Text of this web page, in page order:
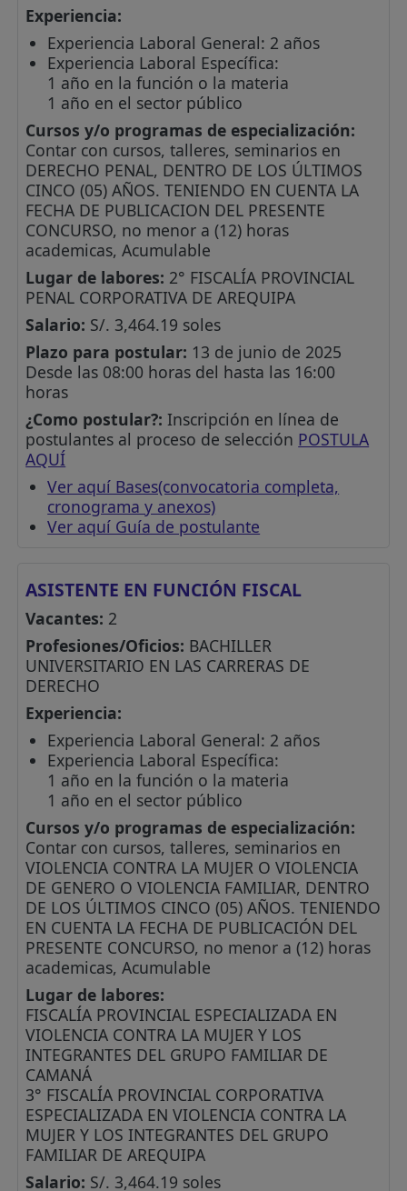
Experiencia:
Experiencia Laboral General: 2 años
Experiencia Laboral Específica:
1 año en la función o la materia
1 año en el sector público
Cursos y/o programas de especialización:
Contar con cursos, talleres, seminarios en
DERECHO PENAL, DENTRO DE LOS ÚLTIMOS
CINCO (05) AÑOS. TENIENDO EN CUENTA LA
FECHA DE PUBLICACION DEL PRESENTE
CONCURSO, no menor a (12) horas
academicas, Acumulable
Lugar de labores: 2° FISCALÍA PROVINCIAL
PENAL CORPORATIVA DE AREQUIPA
Salario: S/. 3,464.19 soles
Plazo para postular: 13 de junio de 2025
Desde las 08:00 horas del hasta las 16:00
horas
¿Como postular?: Inscripción en línea de
postulantes al proceso de selección POSTULA
AQUÍ
Ver aquí Bases(convocatoria completa,
cronograma y anexos)
Ver aquí Guía de postulante
ASISTENTE EN FUNCIÓN FISCAL
Vacantes: 2
Profesiones/Oficios: BACHILLER
UNIVERSITARIO EN LAS CARRERAS DE
DERECHO
Experiencia:
Experiencia Laboral General: 2 años
Experiencia Laboral Específica:
1 año en la función o la materia
1 año en el sector público
Cursos y/o programas de especialización:
Contar con cursos, talleres, seminarios en
VIOLENCIA CONTRA LA MUJER O VIOLENCIA
DE GENERO O VIOLENCIA FAMILIAR, DENTRO
DE LOS ÚLTIMOS CINCO (05) AÑOS. TENIENDO
EN CUENTA LA FECHA DE PUBLICACIÓN DEL
PRESENTE CONCURSO, no menor a (12) horas
academicas, Acumulable
Lugar de labores:
FISCALÍA PROVINCIAL ESPECIALIZADA EN
VIOLENCIA CONTRA LA MUJER Y LOS
INTEGRANTES DEL GRUPO FAMILIAR DE
CAMANÁ
3° FISCALÍA PROVINCIAL CORPORATIVA
ESPECIALIZADA EN VIOLENCIA CONTRA LA
MUJER Y LOS INTEGRANTES DEL GRUPO
FAMILIAR DE AREQUIPA
Salario: S/. 3,464.19 soles